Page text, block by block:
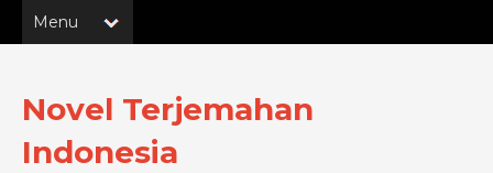
Novel Terjemahan
Indonesia